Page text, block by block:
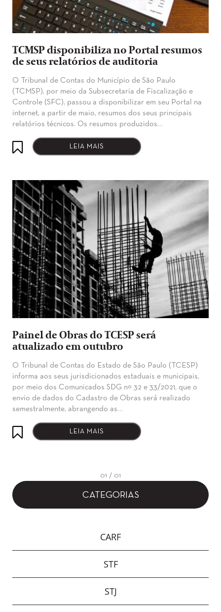
TCMSP disponibiliza no Portal resumos
de seus relatórios de auditoria
O Tribunal de Contas do Município de São Paulo
(TCMSP), por meio da Subsecretaria de Fiscalização e
Controle (SFC), passou a disponibilizar em seu Portal na
internet, a partir de maio, resumos dos seus principais
relatórios técnicos. Os resumos produzidos…
LEIA MAIS
Painel de Obras do TCESP será
atualizado em outubro
O Tribunal de Contas do Estado de São Paulo (TCESP)
informa aos seus jurisdicionados estaduais e municipais,
por meio dos Comunicados SDG nº 32 e 33/2021, que o
envio de dados do Cadastro de Obras será realizado
semestralmente, abrangendo as…
LEIA MAIS
01 / 01
CATEGORIAS
CARF
STF
STJ